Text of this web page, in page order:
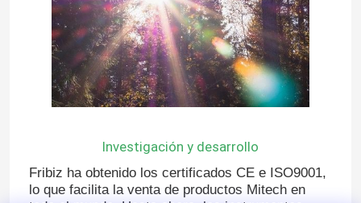
Productos
Investigación y desarrollo
Fribiz ha obtenido los certificados CE e ISO9001,
lo que facilita la venta de productos Mitech en